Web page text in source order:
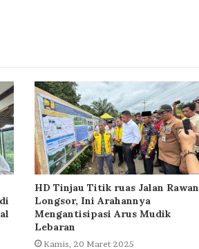
HD Tinjau Titik ruas Jalan Rawan
Longsor, Ini Arahannya
Mengantisipasi Arus Mudik
Lebaran
Kamis, 20 Maret 2025